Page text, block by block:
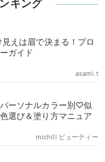
キング
えは眉で決まる！プロ
ガイド
asami.t
ーソナルカラー別♡似
選び＆塗り方マニュア
michill ビューティー